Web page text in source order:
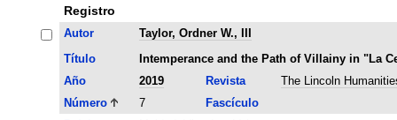
Registro
Autor
Taylor, Ordner W., III
Título
Intemperance and the Path of Villainy in "La
Año
2019 Revista
The Lincoln
Número
7
Fascículo